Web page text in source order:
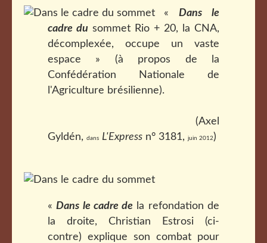
« Dans le
cadre du sommet Rio + 20, la CNA,
décomplexée, occupe un vaste
espace » (à propos de la
Confédération Nationale de
l'Agriculture brésilienne).
(Axel
Gyldén, dans L'Express n° 3181, juin 2012)
«Dans le cadre de la refondation de
la droite, Christian Estrosi (ci-
contre) explique son combat pour